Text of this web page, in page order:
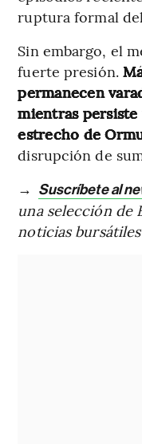
ruptura formal
Sin embargo, el
fuerte presión.
permanecen
mientras
estrecho de
disrupción de
→ Suscríbete al
una selección de
noticias